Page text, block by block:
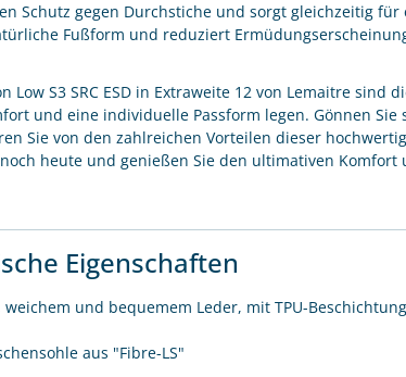
Schutz gegen Durchstiche und sorgt gleichzeitig
Fußform und reduziert
Low S3 SRC ESD in Extraweite 12 von Lemaitre sind
und eine individuelle Passform legen. Gönnen Sie
Sie von den zahlreichen Vorteilen dieser
heute und genießen Sie den ultimativen Komfort
Eigenschaften
und bequemem Leder, mit TPU-Beschichtung
aus "Fibre-LS"